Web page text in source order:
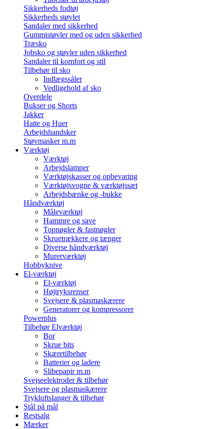
Sikkerheds fodtøj
Sikkerheds støvlet
Sandaler med sikkerhed
Gummistøvler med og uden sikkerhed
Træsko
Jobsko og støvler uden sikkerhed
Sandaler til komfort og stil
Tilbehør til sko
Indlægssåler
Vedligehold af sko
Overdele
Bukser og Shorts
Jakker
Hatte og Huer
Arbejdshandsker
Støvmasker m.m
Værktøj
Værktøj
Arbejdslamper
Værktøjskasser og opbevaring
Værktøjsvogne & værktøjssæt
Arbejdsbænke og -bukke
Håndværktøj
Måleværktøj
Hammre og save
Topnøgler & fastnøgler
Skruetrækkere og tænger
Diverse håndværktøj
Murerværktøj
Hobbyknive
El-værktøj
El-værktøj
Højtryksrenser
Svejsere & plasmaskærere
Generatorer og kompressorer
Powerplus
Tilbehør Elværktøj
Bor
Skrue bits
Skæretilbehør
Batterier og ladere
Slibepapir m.m
Svejseelektroder & tilbehør
Svejsere og plasmaskærere
Trykluftslanger & tilbehør
Stål på mål
Restsalg
Mærker